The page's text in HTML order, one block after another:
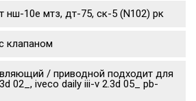
нш-10е мтз, дт-75, ск-5 (N102) рк
клапаном
/ приводной подходит для
02_, iveco daily iii-v 2.3d 05_ pb-